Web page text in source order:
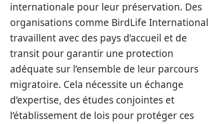
internationale pour leur préservation. Des
organisations comme BirdLife International
travaillent avec des pays d’accueil et de
transit pour garantir une protection
adéquate sur l’ensemble de leur parcours
migratoire. Cela nécessite un échange
d’expertise, des études conjointes et
l’établissement de lois pour protéger ces